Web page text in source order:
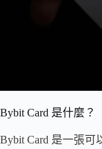
Bybit Card 是什麼？
Bybit Card 是一張可